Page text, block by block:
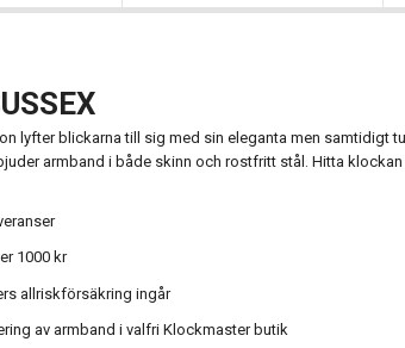
lyfter blickarna till sig med sin eleganta men samtidigt
armband i både skinn och rostfritt stål. Hitta
1000 kr
allriskförsäkring ingår
av armband i valfri Klockmaster butik